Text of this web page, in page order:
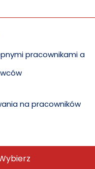
pracownikami a
na pracowników